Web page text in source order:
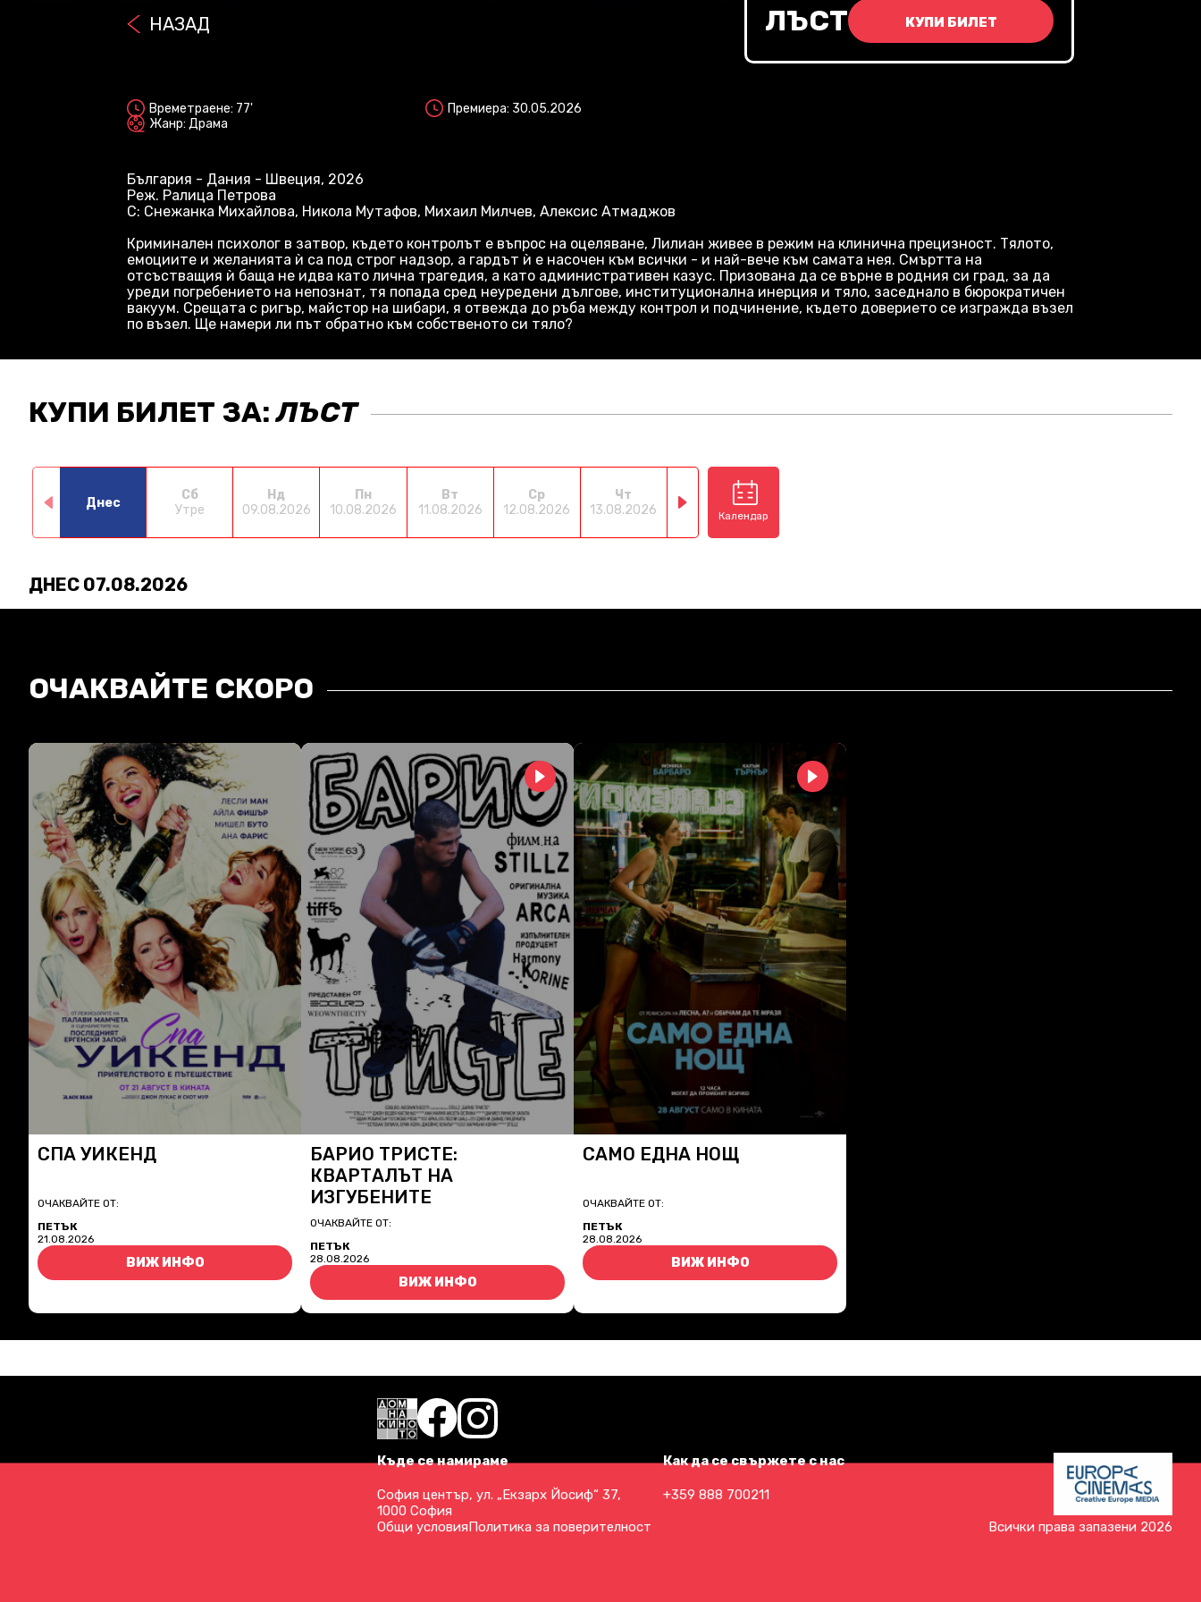
НАЗАД ЛЪСТ КУПИ БИЛЕТ
Времетраене: 77'
Премиера: 30.05.2026
Жанр: Драма
България - Дания - Швеция, 2026
Реж. Ралица Петрова
С: Снежанка Михайлова, Никола Мутафов, Михаил Милчев, Алексис Атмаджов
Криминален психолог в затвор, където контролът е въпрос на оцеляване, Лилиан живее в режим на клинична прецизност. Тялото,
емоциите и желанията ѝ са под строг надзор, а гардът ѝ е насочен към всички - и най-вече към самата нея. Смъртта на
отсъстващия ѝ баща не идва като лична трагедия, а като административен казус. Призована да се върне в родния си град, за да
уреди погребението на непознат, тя попада сред неуредени дългове, институционална инерция и тяло, заседнало в бюрократичен
вакуум. Срещата с ригър, майстор на шибари, я отвежда до ръба между контрол и подчинение, където доверието се изгражда възел
по възел. Ще намери ли път обратно към собственото си тяло?
КУПИ БИЛЕТ ЗА:ЛЪСТ
Днес
Сб
Утре
Нд
09.08.2026
Пн
10.08.2026
Вт
11.08.2026
Ср
12.08.2026
Чт
13.08.2026
14.08.2026Календар
ДНЕС 07.08.2026
ОЧАКВАЙТЕ СКОРО
СПА УИКЕНД
ОЧАКВАЙТЕ ОТ:
ПЕТЪК
21.08.2026
ВИЖ ИНФО
БАРИО ТРИСТЕ:
КВАРТАЛЪТ НА
ИЗГУБЕНИТЕ
ОЧАКВАЙТЕ ОТ:
ПЕТЪК
28.08.2026
ВИЖ ИНФО
САМО ЕДНА НОЩ
ОЧАКВАЙТЕ ОТ:
ПЕТЪК
28.08.2026
ВИЖ ИНФО
Къде се намираме
София център, ул. „Екзарх Йосиф“ 37,
1000 София
Как да се свържете с нас
+359 888 700211
Общи условияПолитика за поверителност Всички права запазени 2026